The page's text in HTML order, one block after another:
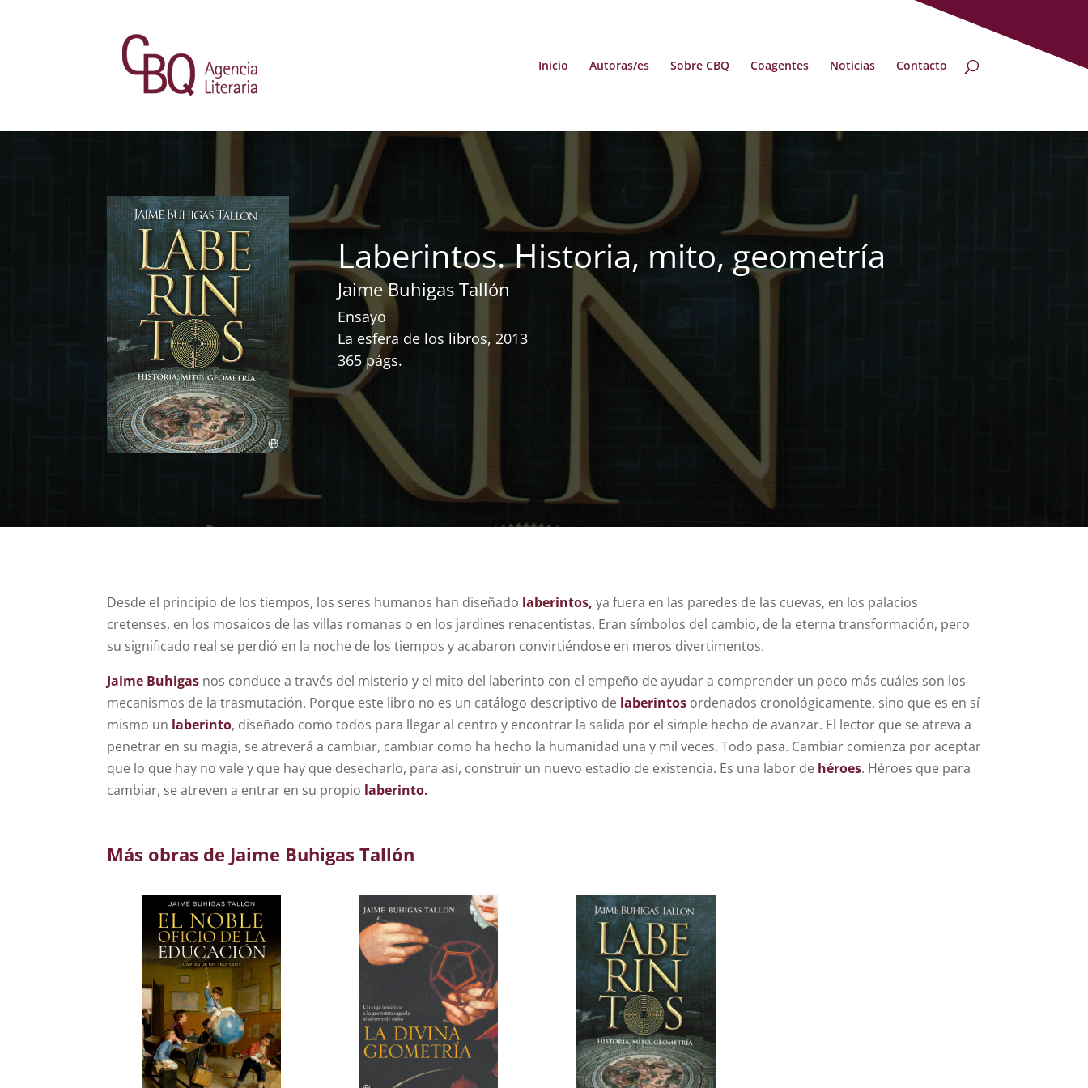
Inicio Autoras/es Sobre CBQ Coagentes Noticias Contacto
Laberintos. Historia, mito, geometría
Jaime Buhigas Tallón
Ensayo
La esfera de los libros, 2013
365 págs.
Desde el principio de los tiempos, los seres humanos han diseñado laberintos, ya fuera en las paredes de las cuevas, en los palacios
cretenses, en los mosaicos de las villas romanas o en los jardines renacentistas. Eran símbolos del cambio, de la eterna transformación, pero
su significado real se perdió en la noche de los tiempos y acabaron convirtiéndose en meros divertimentos.
Jaime Buhigas nos conduce a través del misterio y el mito del laberinto con el empeño de ayudar a comprender un poco más cuáles son los
mecanismos de la trasmutación. Porque este libro no es un catálogo descriptivo de laberintos ordenados cronológicamente, sino que es en sí
mismo un laberinto, diseñado como todos para llegar al centro y encontrar la salida por el simple hecho de avanzar. El lector que se atreva a
penetrar en su magia, se atreverá a cambiar, cambiar como ha hecho la humanidad una y mil veces. Todo pasa. Cambiar comienza por aceptar
que lo que hay no vale y que hay que desecharlo, para así, construir un nuevo estadio de existencia. Es una labor de héroes. Héroes que para
cambiar, se atreven a entrar en su propio laberinto.
Más obras de Jaime Buhigas Tallón